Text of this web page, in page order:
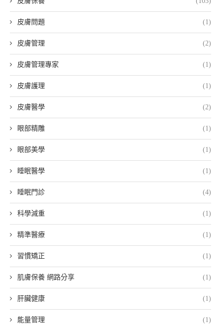
皮膚問題 (1)
皮膚管理 (2)
皮膚管理專家 (1)
皮膚護理 (1)
皮膚醫學 (2)
眼部精雕 (1)
眼部美學 (1)
睡眠醫學 (1)
睡眠門診 (4)
科學減重 (1)
精準醫療 (1)
習慣矯正 (1)
肌膚保養 網路分享 (1)
肝臟健康 (1)
能量管理 (1)